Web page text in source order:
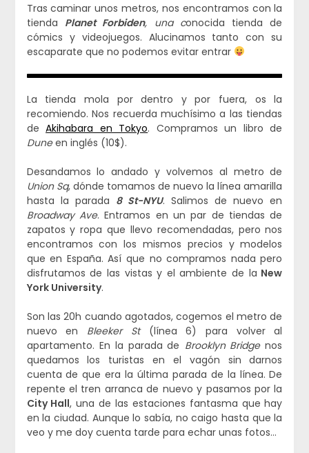
Tras caminar unos metros, nos encontramos con la
tienda Planet Forbiden, una conocida tienda de
cómics y videojuegos. Alucinamos tanto con su
escaparate que no podemos evitar entrar
La tienda mola por dentro y por fuera, os la
recomiendo. Nos recuerda muchísimo a las tiendas
deAkihabara en Tokyo. Compramos un libro de
Duneen inglés (10$).
Desandamos lo andado y volvemos al metro de
Union Sq, dónde tomamos de nuevo la línea amarilla
hasta la parada 8 St-NYU. Salimos de nuevo en
Broadway Ave. Entramos en un par de tiendas de
zapatos y ropa que llevo recomendadas, pero nos
encontramos con los mismos precios y modelos
que en España. Así que no compramos nada pero
disfrutamos de las vistas y el ambiente de la New
York University.
Son las 20h cuando agotados, cogemos el metro de
nuevo en Bleeker St(línea 6) para volver al
apartamento. En la parada de Brooklyn Bridgenos
quedamos los turistas en el vagón sin darnos
cuenta de que era la última parada de la línea. De
repente el tren arranca de nuevo y pasamos por la
City Hall, una de las estaciones fantasma que hay
en la ciudad. Aunque lo sabía, no caigo hasta que la
veo y me doy cuenta tarde para echar unas fotos…